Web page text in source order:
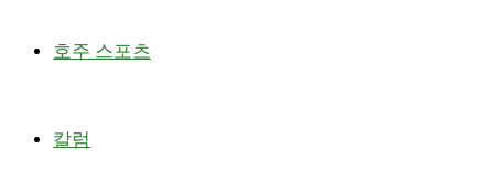
호주 스포츠
칼럼